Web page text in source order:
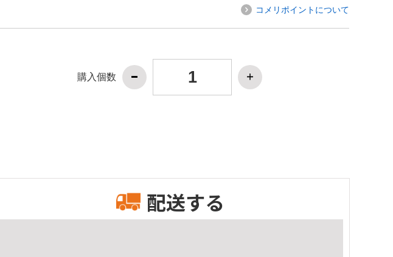
コメリポイントについて
購入個数
配送する